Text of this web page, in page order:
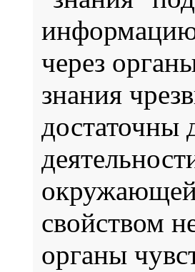
через
знания
достаточны
свойством
органы